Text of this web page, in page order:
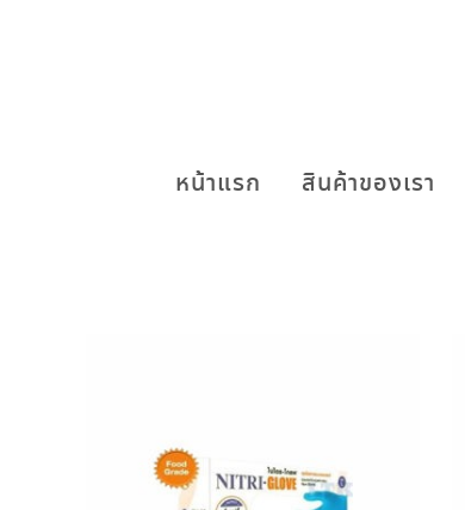
หน้าแรก สินค้าของเรา